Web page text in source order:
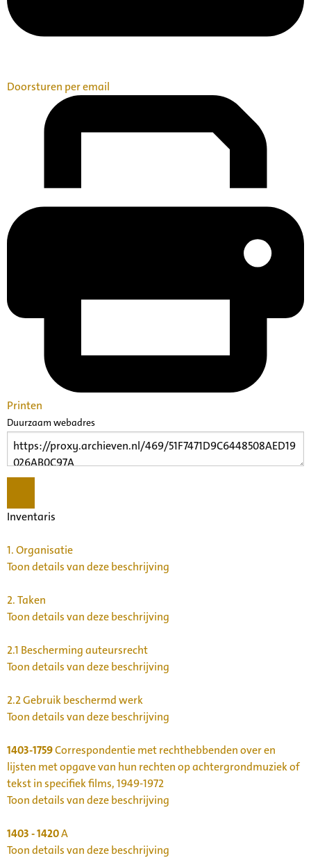
Doorsturen per email
Printen
Duurzaam webadres
Inventaris
1.Organisatie
Toon details van deze beschrijving
2.Taken
Toon details van deze beschrijving
2.1 Bescherming auteursrecht
Toon details van deze beschrijving
2.2Gebruik beschermd werk
Toon details van deze beschrijving
1403-1759Correspondentie met rechthebbenden over en
lijsten met opgave van hun rechten op achtergrondmuziek of
tekst in specifiek films, 1949-1972
Toon details van deze beschrijving
1403 - 1420A
Toon details van deze beschrijving